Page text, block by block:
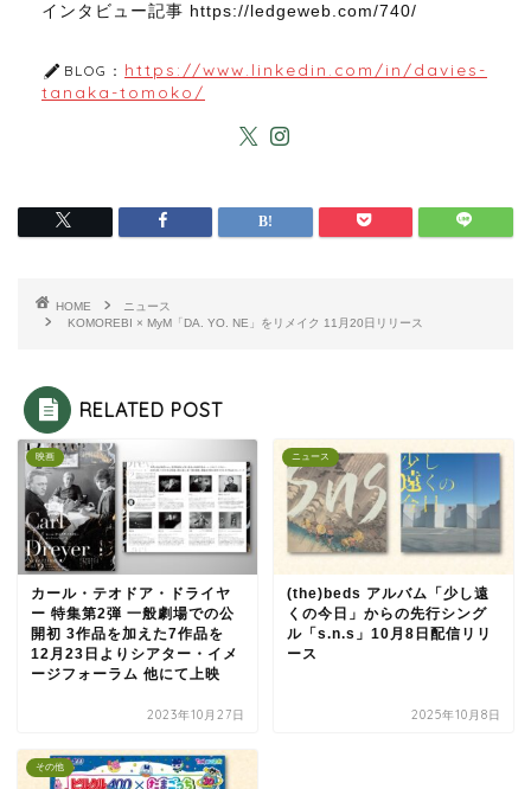
インタビュー記事 https://ledgeweb.com/740/
BLOG： https://www.linkedin.com/in/davies-
tanaka-tomoko/
HOME
ニュース
KOMOREBI × MyM「DA. YO. NE」をリメイク 11月20日リリース
RELATED POST
映画
カール・テオドア・ドライヤ
ー 特集第2弾 一般劇場での公
開初 3作品を加えた7作品を
12月23日よりシアター・イメ
ージフォーラム 他にて上映
2023年10月27日
ニュース
(the)beds アルバム「少し遠
くの今日」からの先行シング
ル「s.n.s」10月8日配信リリ
ース
2025年10月8日
その他